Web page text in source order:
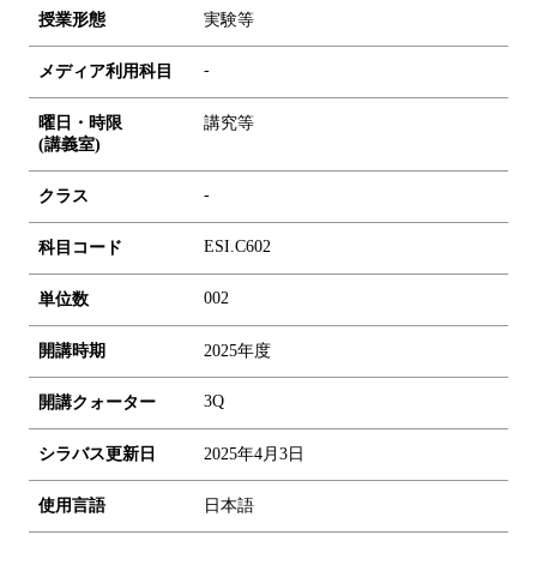
授業形態 実験等
メディア利用科目 -
曜日・時限
(講義室)
講究等
クラス -
科目コード ESI.C602
単位数 002
開講時期 2025年度
開講クォーター 3Q
シラバス更新日 2025年4月3日
使用言語 日本語